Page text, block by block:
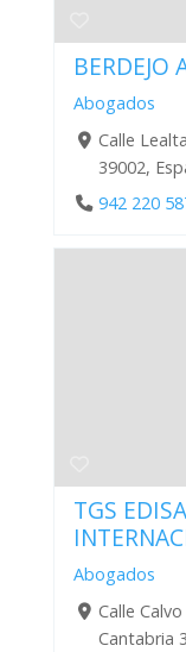
BERDEJO
Abogados
Calle
39002,
942 220
TGS
Abogados
Calle
Cantabria